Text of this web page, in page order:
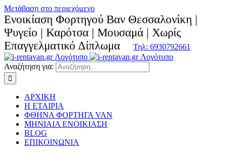
Μετάβαση στο περιεχόμενο
Ενοικίαση Φορτηγού Βαν Θεσσαλονίκη |
Ψυγείο | Καρότσα | Μουσαμά | Χωρίς
Επαγγελματικό Δίπλωμα
Τηλ: 6930792661
Αναζήτηση για:
ΑΡΧΙΚΗ
Η ΕΤΑΙΡΙΑ
ΦΘΗΝΑ ΦΟΡΤΗΓΑ VAN
ΜΗΝΙΑΙΑ ΕΝΟΙΚΙΑΣΗ
BLOG
ΕΠΙΚΟΙΝΩΝΙΑ